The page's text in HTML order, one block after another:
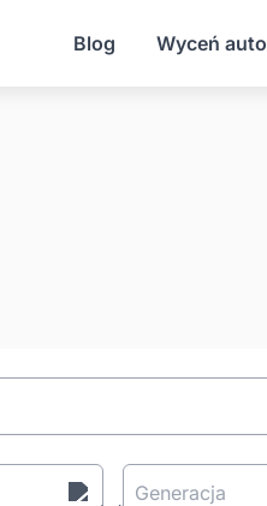
Blog Wyceń auto
Generacja